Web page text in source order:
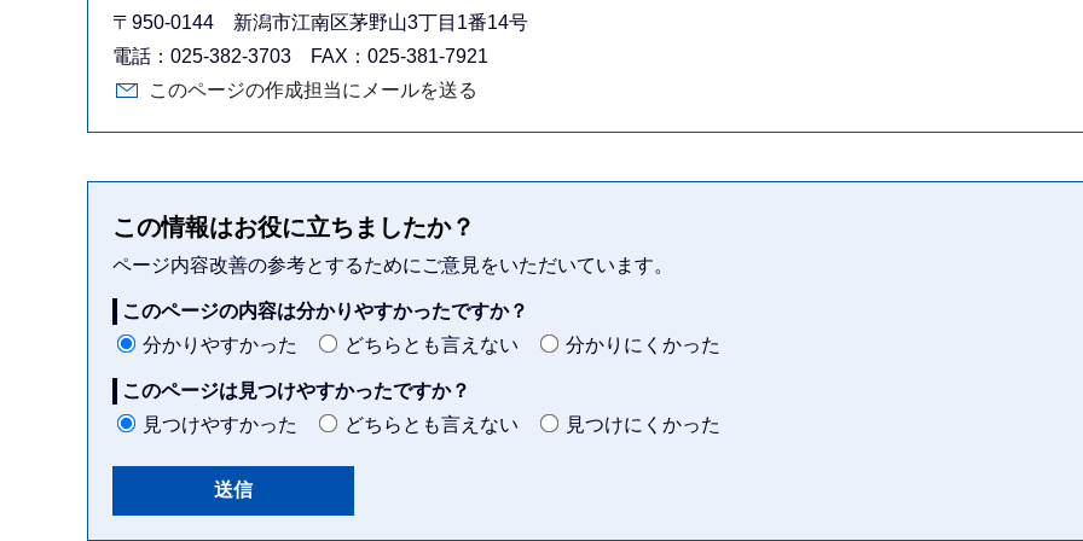
〒950-0144 新潟市江南区茅野山3丁目1番14号
電話：025-382-3703 FAX：025-381-7921
このページの作成担当にメールを送る
この情報はお役に立ちましたか？
ページ内容改善の参考とするためにご意見をいただいています。
このページの内容は分かりやすかったですか？
分かりやすかった
どちらとも言えない 分かりにくかった
このページは見つけやすかったですか？
見つけやすかった
どちらとも言えない 見つけにくかった